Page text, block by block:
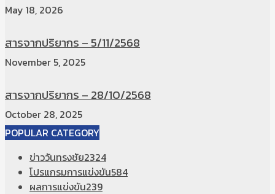
May 18, 2026
สารจากปริยากร – 5/11/2568
November 5, 2025
สารจากปริยากร – 28/10/2568
October 28, 2025
POPULAR CATEGORY
ข่าววันทรงชัย2324
โปรแกรมการแข่งขัน584
ผลการแข่งขัน239